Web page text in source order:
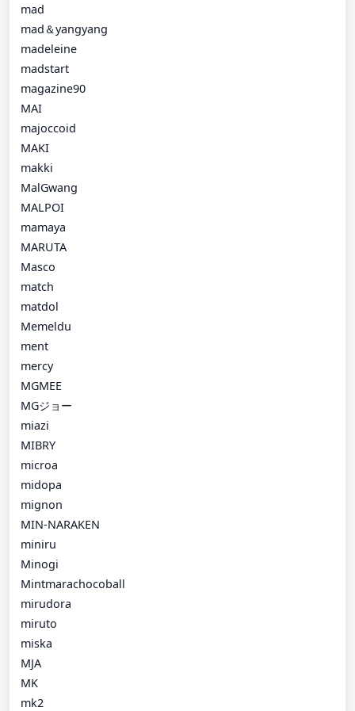
mad
mad＆yangyang
madeleine
madstart
magazine90
MAI
majoccoid
MAKI
makki
MalGwang
MALPOI
mamaya
MARUTA
Masco
match
matdol
Memeldu
ment
mercy
MGMEE
MGジョー
miazi
MIBRY
microa
midopa
mignon
MIN-NARAKEN
miniru
Minogi
Mintmarachocoball
mirudora
miruto
miska
MJA
MK
mk2